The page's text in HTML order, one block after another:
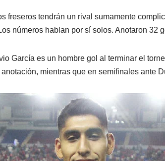
freseros tendrán un rival sumamente
números hablan por sí solos. Anotaron 32
García es un hombre gol al terminar el
mientras que en semifinales ante